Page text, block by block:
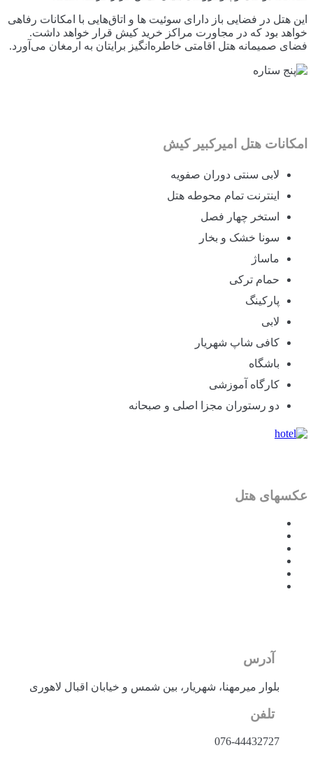
این هتل در فضایی باز دارای سوئیت ها و اتاق‌هایی با امکانات رفاهی
خواهد بود که در مجاورت مراکز خرید کیش قرار خواهد داشت.
فضای صمیمانه هتل اقامتی خاطره‌انگیز برایتان به ارمغان می‌آورد.
امکانات هتل امیرکبیر کیش
لابی سنتی دوران صفویه
اینترنت تمام محوطه هتل
استخر چهار فصل
سونا خشک و بخار
ماساژ
حمام ترکی
پارکینگ
لابی
کافی شاپ شهریار
باشگاه
کارگاه آموزشی
دو رستوران مجزا اصلی و صبحانه
عکسهای هتل
آدرس
بلوار میرمهنا، شهریار، بین شمس و خیابان اقبال لاهوری
تلفن
076-44432727